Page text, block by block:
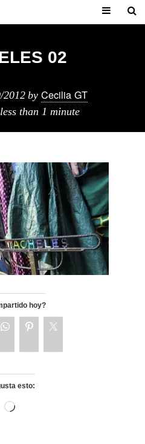
02
2012 by Cecilia GT
less than 1 minute
hoy?
esto: